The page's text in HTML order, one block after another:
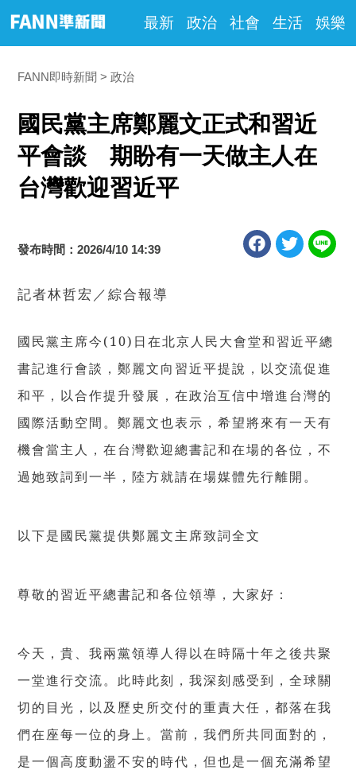
最新 政治 社會 生活 娛樂
FANN即時新聞 政治
國民黨主席鄭麗文正式和習近
平會談 期盼有一天做主人在
台灣歡迎習近平
發布時間：2026/4/10 14:39
記者林哲宏／綜合報導
國民黨主席今(10)日在北京人民大會堂和習近平總
書記進行會談，鄭麗文向習近平提說，以交流促進
和平，以合作提升發展，在政治互信中增進台灣的
國際活動空間。鄭麗文也表示，希望將來有一天有
機會當主人，在台灣歡迎總書記和在場的各位，不
過她致詞到一半，陸方就請在場媒體先行離開。
以下是國民黨提供鄭麗文主席致詞全文
尊敬的習近平總書記和各位領導，大家好：
今天，貴、我兩黨領導人得以在時隔十年之後共聚
一堂進行交流。此時此刻，我深刻感受到，全球關
切的目光，以及歷史所交付的重責大任，都落在我
們在座每一位的身上。當前，我們所共同面對的，
是一個高度動盪不安的時代，但也是一個充滿希望